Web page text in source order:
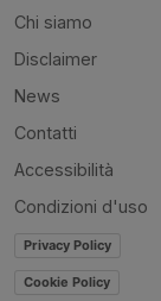
Chi siamo
Disclaimer
News
Contatti
Accessibilità
Condizioni d'uso
Privacy Policy
Cookie Policy